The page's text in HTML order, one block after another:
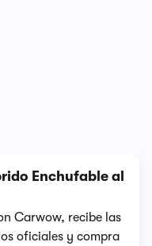
Enchufable al
Carwow, recibe las
oficiales y compra